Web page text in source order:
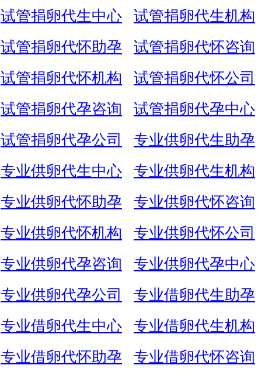
试管捐卵代生中心
试管捐卵代生机构
试管捐卵代怀助孕
试管捐卵代怀咨询
试管捐卵代怀机构
试管捐卵代怀公司
试管捐卵代孕咨询
试管捐卵代孕中心
试管捐卵代孕公司
专业供卵代生助孕
专业供卵代生中心
专业供卵代生机构
专业供卵代怀助孕
专业供卵代怀咨询
专业供卵代怀机构
专业供卵代怀公司
专业供卵代孕咨询
专业供卵代孕中心
专业供卵代孕公司
专业借卵代生助孕
专业借卵代生中心
专业借卵代生机构
专业借卵代怀助孕
专业借卵代怀咨询